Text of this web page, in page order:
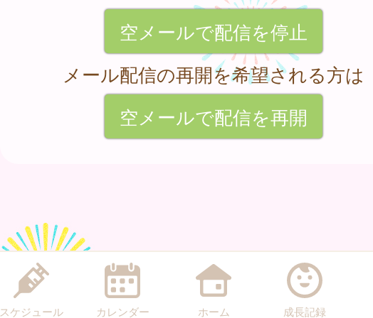
空メールで配信を停止
メール配信の再開を希望される方は
空メールで配信を再開
スケジュール カレンダー ホーム 成長記録